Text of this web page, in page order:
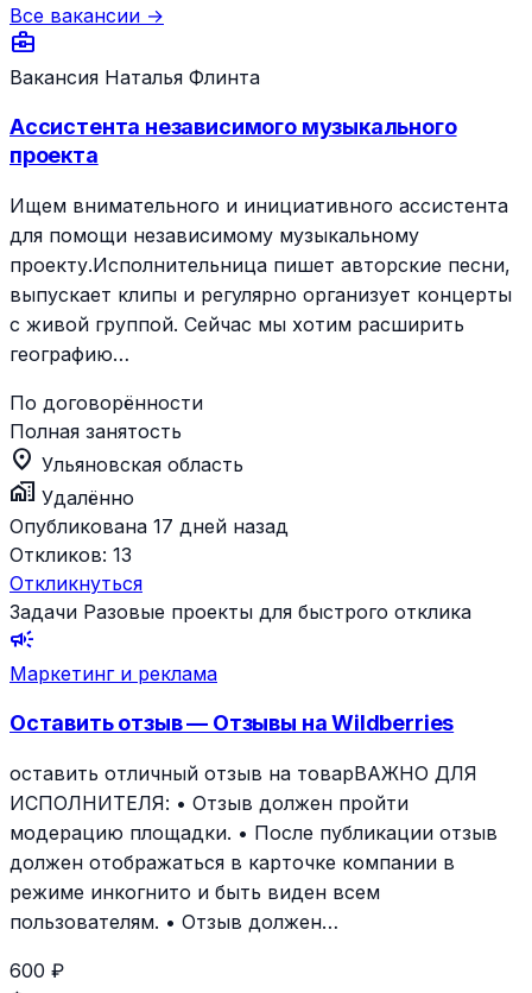
Все вакансии →
business_center
Вакансия Наталья Флинта
Ассистента независимого музыкального
проекта
Ищем внимательного и инициативного ассистента
для помощи независимому музыкальному
проекту.Исполнительница пишет авторские песни,
выпускает клипы и регулярно организует концерты
с живой группой. Сейчас мы хотим расширить
географию…
По договорённости
Полная занятость
location_on Ульяновская область
home_work Удалённо
Опубликована 17 дней назад
Откликов: 13
Откликнуться
Задачи Разовые проекты для быстрого отклика
campaign
Маркетинг и реклама
Оставить отзыв — Отзывы на Wildberries
оставить отличный отзыв на товарВАЖНО ДЛЯ
ИСПОЛНИТЕЛЯ: • Отзыв должен пройти
модерацию площадки. • После публикации отзыв
должен отображаться в карточке компании в
режиме инкогнито и быть виден всем
пользователям. • Отзыв должен…
600 ₽